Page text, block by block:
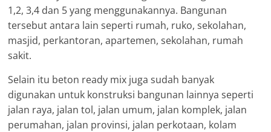
1,2, 3,4 dan 5 yang menggunakannya. Bangunan
tersebut antara lain seperti rumah, ruko, sekolahan,
masjid, perkantoran, apartemen, sekolahan, rumah
sakit.
Selain itu beton ready mix juga sudah banyak
digunakan untuk konstruksi bangunan lainnya seperti
jalan raya, jalan tol, jalan umum, jalan komplek, jalan
perumahan, jalan provinsi, jalan perkotaan, kolam